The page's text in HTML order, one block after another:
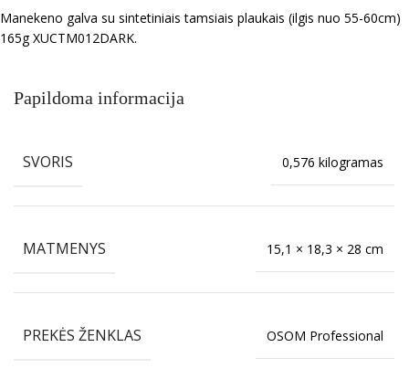
Manekeno galva su sintetiniais tamsiais plaukais (ilgis nuo 55-60cm)
165g XUCTM012DARK.
Papildoma informacija
SVORIS 0,576 kilogramas
MATMENYS 15,1 × 18,3 × 28 cm
PREKĖS ŽENKLAS OSOM Professional